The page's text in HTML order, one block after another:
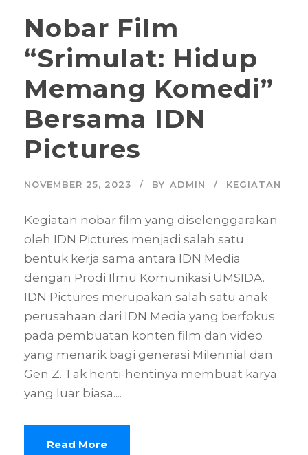
Nobar Film
“Srimulat: Hidup
Memang Komedi”
Bersama IDN
Pictures
NOVEMBER 25, 2023 BY ADMIN KEGIATAN
Kegiatan nobar film yang diselenggarakan
oleh IDN Pictures menjadi salah satu
bentuk kerja sama antara IDN Media
dengan Prodi Ilmu Komunikasi UMSIDA.
IDN Pictures merupakan salah satu anak
perusahaan dari IDN Media yang berfokus
pada pembuatan konten film dan video
yang menarik bagi generasi Milennial dan
Gen Z. Tak henti-hentinya membuat karya
yang luar biasa....
Read More